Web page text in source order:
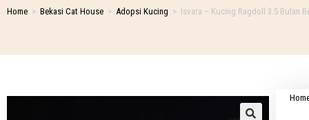
Home > Bekasi Cat House > Adopsi Kucing > Isvara – Kucing Ragdoll 3.5 Bulan